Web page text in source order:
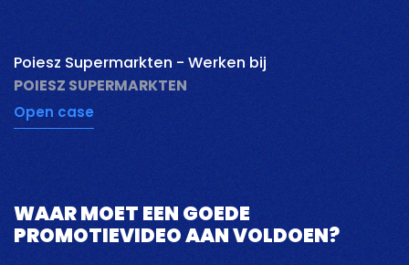
pauzeer
Poiesz Supermarkten - Werken bij
POIESZ SUPERMARKTEN
Open case
WAAR MOET EEN GOEDE
PROMOTIEVIDEO AAN VOLDOEN?